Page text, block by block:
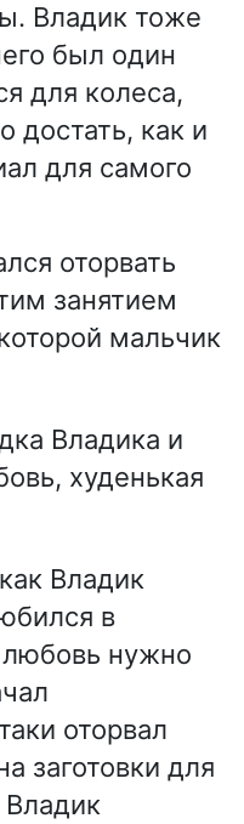
Владик тоже
был один
для колеса,
достать, как и
для самого
оторвать
занятием
мальчик
Владика и
худенькая
Владик
в
любовь нужно
оторвал
заготовки для
Владик